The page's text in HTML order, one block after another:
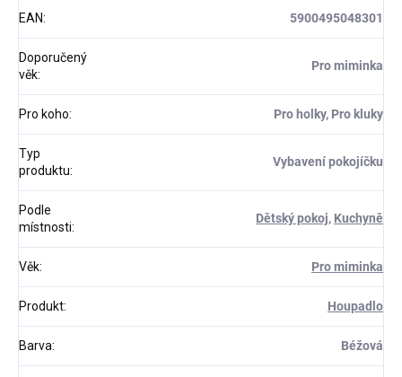
EAN: 5900495048301
Doporučený
věk:
Pro miminka
Pro koho: Pro holky, Pro kluky
Typ
produktu:
Vybavení pokojíčku
Podle
místnosti:
Dětský pokoj, Kuchyně
Věk: Pro miminka
Produkt: Houpadlo
Barva: Béžová